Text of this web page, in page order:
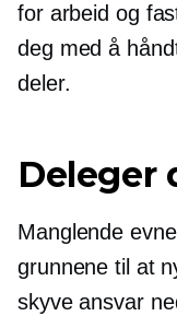
for arbeid og
deg med å
deler.
Deleger
Manglende
grunnene til at
skyve ansvar